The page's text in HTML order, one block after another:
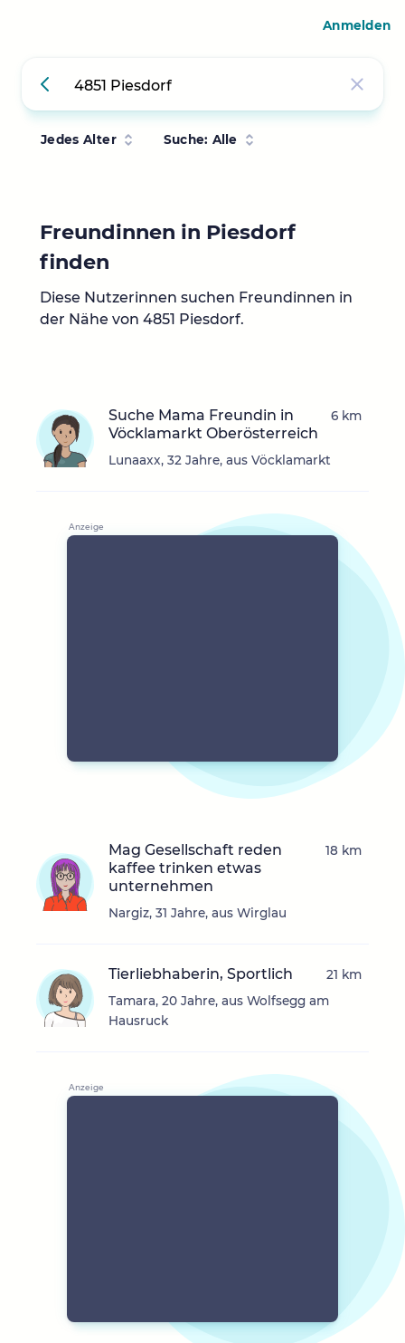
Jedes Alter Suche: Alle
Freundinnen in Piesdorf
finden
Diese Nutzerinnen suchen Freundinnen in
der Nähe von 4851 Piesdorf.
Suche Mama Freundin in
Vöcklamarkt Oberösterreich
Lunaaxx, 32 Jahre, aus Vöcklamarkt
6 km
Mag Gesellschaft reden
kaffee trinken etwas
unternehmen
Nargiz, 31 Jahre, aus Wirglau
18 km
Tierliebhaberin, Sportlich
Tamara, 20 Jahre, aus Wolfsegg am
Hausruck
21 km
Anmelden